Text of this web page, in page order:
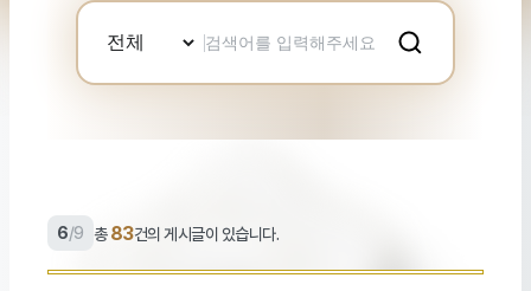
검
색
입
6/9 총83건의 게시글이 있습니다.